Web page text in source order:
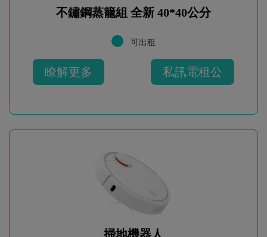
不鏽鋼蒸籠組 全新 40*40公分
可出租
瞭解更多 私訊電租公
掃地機器人